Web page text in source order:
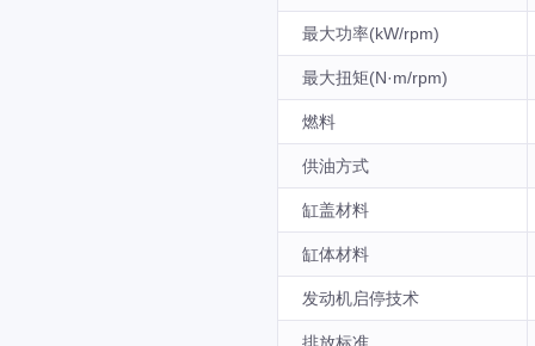
最大功率(kW/rpm)
最大扭矩(N·m/rpm)
燃料
供油方式
缸盖材料
缸体材料
发动机启停技术